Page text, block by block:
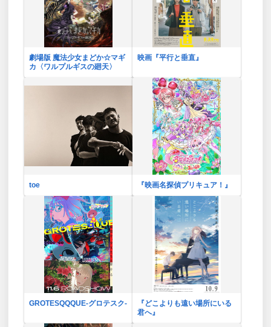
劇場版 魔法少女まどか☆マギ
カ〈ワルプルギスの廻天〉
映画『平行と垂直』
toe 『映画名探偵プリキュア！』
GROTESQQQUE-グロテスク-
『どこよりも遠い場所にいる
君へ』